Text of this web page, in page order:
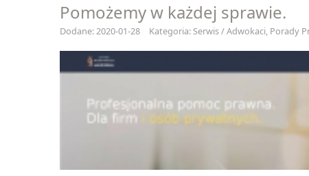
Pomożemy w każdej sprawie.
Dodane: 2020-01-28 Kategoria: Serwis / Adwokaci, Porady